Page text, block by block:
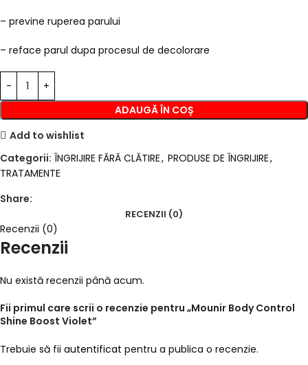
– previne ruperea parului
– reface parul dupa procesul de decolorare
ADAUGĂ ÎN COȘ
Add to wishlist
Categorii: ÎNGRIJIRE FĂRĂ CLĂTIRE, PRODUSE DE ÎNGRIJIRE,
TRATAMENTE
Share:
RECENZII (0)
Recenzii (0)
Recenzii
Nu există recenzii până acum.
Fii primul care scrii o recenzie pentru „Mounir Body Control
Shine Boost Violet”
Trebuie să fii autentificat pentru a publica o recenzie.